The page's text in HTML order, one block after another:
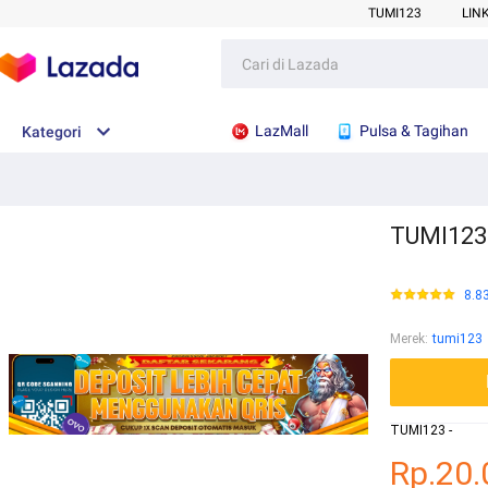
TUMI123
Kategori LazMall Pulsa & Tagihan
Merek: tumi123
TUMI123 -